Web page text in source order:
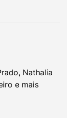
Nathalia
e mais